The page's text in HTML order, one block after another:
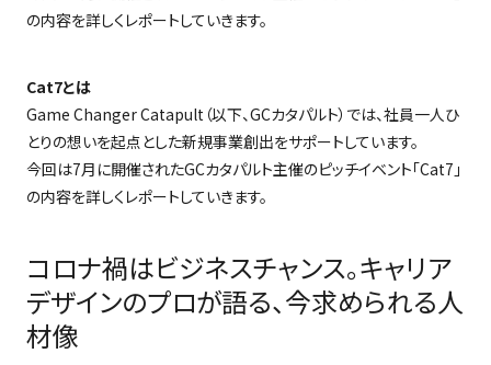
の内容を詳しくレポートしていきます。
Cat7とは
Game Changer Catapult （以下、GCカタパルト）では、社員一人ひ
とりの想いを起点とした新規事業創出をサポートしています。
今回は7月に開催されたGCカタパルト主催のピッチイベント「Cat7 」
の内容を詳しくレポートしていきます。
コロナ禍はビジネスチャンス。キャリア
デザインのプロが語る、今求められる人
材像